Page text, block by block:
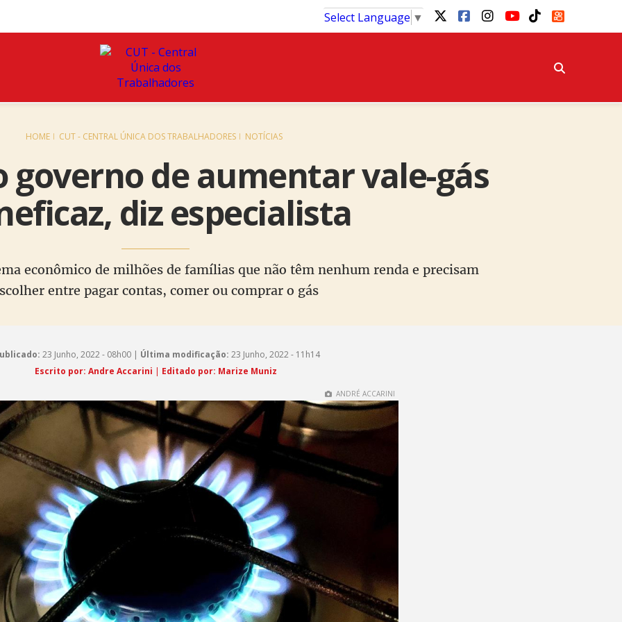
Select Language ▼
HOME CUT - CENTRAL ÚNICA DOS TRABALHADORES NOTÍCIAS
governo de aumentar vale-gás
diz especialista
econômico de milhões de famílias que não têm nenhum renda e precisam
entre pagar contas, comer ou comprar o gás
23 Junho, 2022 - 08h00 | Última modificação: 23 Junho, 2022 - 11h14
Escrito por: Andre Accarini | Editado por: Marize Muniz
ANDRÉ ACCARINI